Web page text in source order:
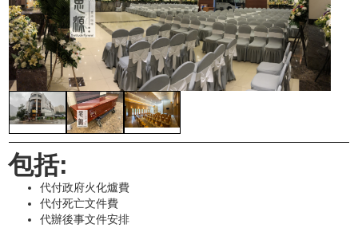
包括:
代付政府火化爐費
代付死亡文件費
代辦後事文件安排